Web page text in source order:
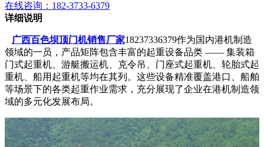
在线咨询： 182-3733-6379
详细说明
广西百色坝顶门机销售厂家18237336379作为国内港机制造
领域的一员，产品矩阵包含丰富的起重设备品类 —— 集装箱
门式起重机、游艇搬运机、克令吊、门座式起重机、轮胎式起
重机、船用起重机等均在其列。这些设备精准覆盖港口、船舶
等场景下的各类起重作业需求，充分展现了企业在港机制造领
域的多元化发展布局。